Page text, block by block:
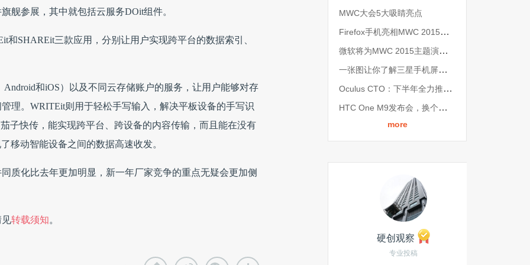
舰参展，其中就包括云服务DOit组件。
和SHAREit三款应用，分别让用户实现跨平台的数据索引、
和iOS）以及不同云存储账户的服务，让用户能够对存
理。 WRITEit则用于轻松手写输入，解决平板设备的手写识
子快传，能实现跨平台、跨设备的内容传输，而且能在没有
移动智能设备之间的数据高速收发。
质化比去年更加明显，新一年厂家竞争的重点无疑会更加侧
见转载须知。
MWC大会5大吸睛亮点
Firefox手机亮相MWC 2015，仅售40美元
微软将为MWC 2015主题演讲提供流媒体直播
一张图让你了解三星手机屏幕发展史
Oculus CTO：下半年全力推广三星Gear VR
HTC One M9发布会，换个姿势继续崛起？
more
硬创观察
专业投稿